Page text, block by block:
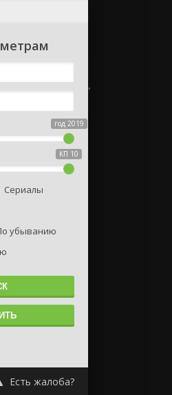
год 2019
КП 10
Сериалы
убыванию
Есть жалоба?